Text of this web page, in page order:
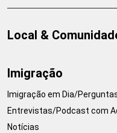
Local &
Imigração
Imigração em Dia/
Entrevistas/Podcast com
Notícias